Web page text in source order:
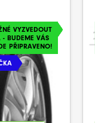
VYZVEDOUT
BUDEME VÁS
PŘIPRAVENO!